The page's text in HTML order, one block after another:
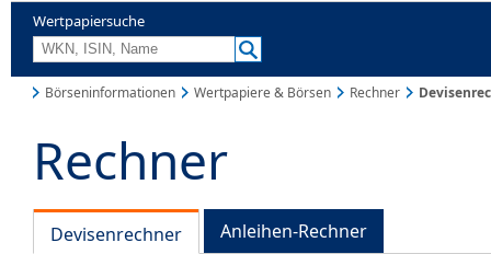
Wertpapiersuche
Börseninformationen Wertpapiere & Börsen Rechner
Rechner
Devisenrechner Anleihen-Rechner